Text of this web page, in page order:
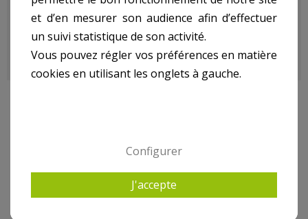
Capables de percer dans la plupart des matériaux : métal,
bois, plastique, tôle...
Lot de 6 forets - Set of 6 drill bits: Ø 3, 4, 5, 6, 6,5, 8 mm.
et d’en mesurer son audience afin d’effectuer
un suivi statistique de son activité.
Vous pouvez régler vos préférences en matière
cookies en utilisant les onglets à gauche.
Configurer
J'accepte